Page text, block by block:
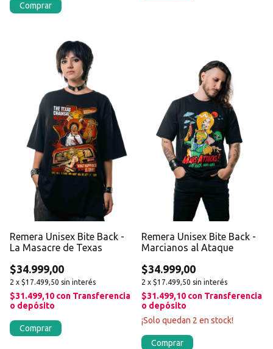
Comprar
Remera Unisex Bite Back -
La Masacre de Texas
$34.999,00
2 x $17.499,50 sin interés
$31.499,10 con Transferencia
o depósito
Comprar
Remera Unisex Bite Back -
Marcianos al Ataque
$34.999,00
2 x $17.499,50 sin interés
$31.499,10 con Transferencia
o depósito
¡Solo quedan 2 en stock!
Comprar